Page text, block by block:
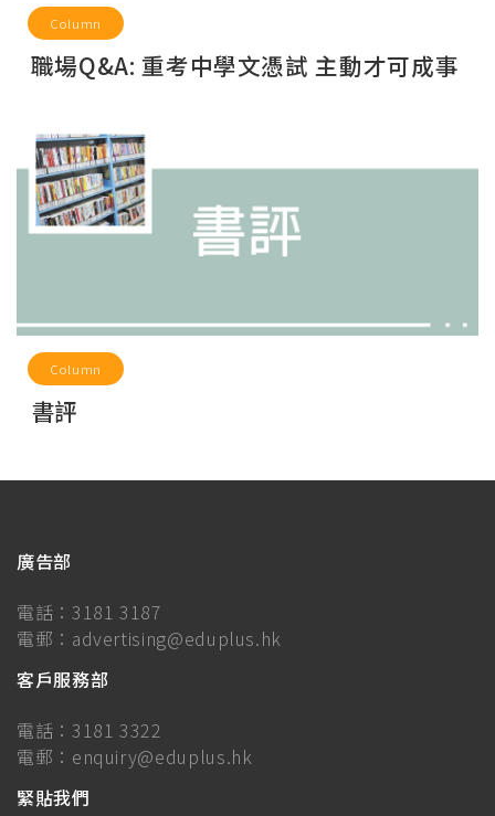
Column
職場Q&A: 重考中學文憑試 主動才可成事
Column
書評
廣告部
電話： 3181 3187
電郵： advertising@eduplus.hk
客戶服務部
電話： 3181 3322
電郵： enquiry@eduplus.hk
緊貼我們